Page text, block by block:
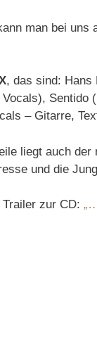
man bei uns
, das sind: Hans
Vocals), Sentido
– Gitarre,
liegt auch der
und die
zur CD: